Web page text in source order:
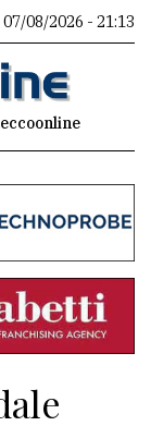
07/08/2026 - 21:13